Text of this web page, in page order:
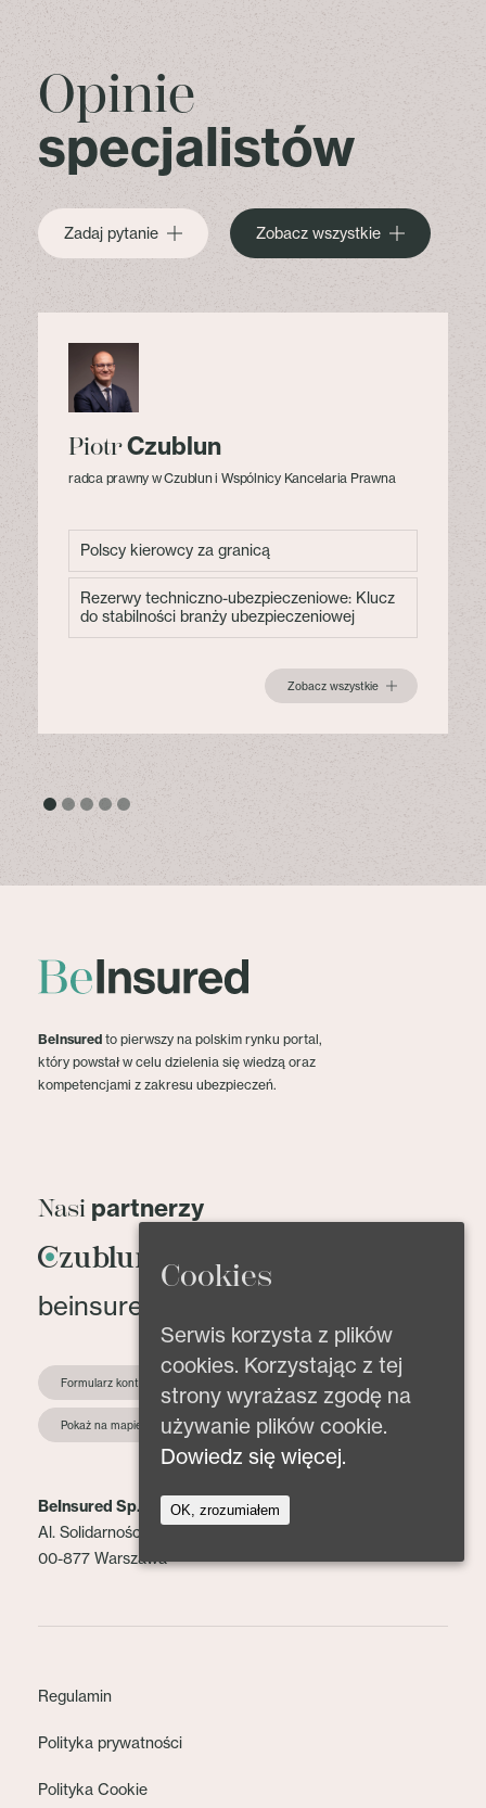
Opinie
specjalistów
Zadaj pytanie Zobacz wszystkie
PiotrCzublun
radca prawny w Czublun i Wspólnicy Kancelaria Prawna
Polscy kierowcy za granicą
Rezerwy techniczno-ubezpieczeniowe: Klucz
do stabilności branży ubezpieczeniowej
Zobacz wszystkie
BeInsured to pierwszy na polskim rynku portal,
który powstał w celu dzielenia się wiedzą oraz
kompetencjami z zakresu ubezpieczeń.
Nasi partnerzy
beinsured@beinsured.pl
Formularz kontaktowy
Pokaż na mapie
BeInsured Sp. z o.o.
Al. Solidarności 153 lok. 2
00-877 Warszawa
Regulamin
Polityka prywatności
Polityka Cookie
Cookies
Serwis korzysta z plików
cookies. Korzystając z tej
strony wyrażasz zgodę na
używanie plików cookie.
Dowiedz się więcej.
OK, zrozumiałem